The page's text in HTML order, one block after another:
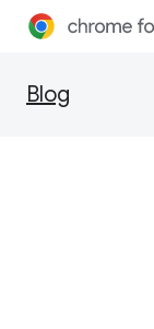
Blog